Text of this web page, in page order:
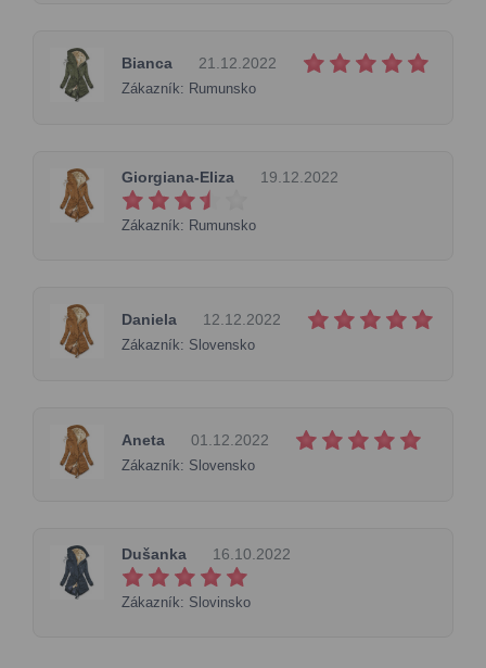
Bianca 21.12.2022
Zákazník: Rumunsko
Giorgiana-Eliza 19.12.2022
Zákazník: Rumunsko
Daniela 12.12.2022
Zákazník: Slovensko
Aneta 01.12.2022
Zákazník: Slovensko
Dušanka 16.10.2022
Zákazník: Slovinsko